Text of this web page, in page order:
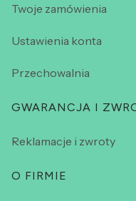
Twoje zamówienia
Ustawienia konta
Przechowalnia
GWARANCJA I
Reklamacje i zwroty
O FIRMIE